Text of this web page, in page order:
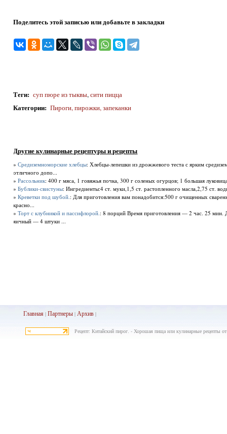
Поделитесь этой записью или добавьте в закладки
Теги: суп пюре из тыквы,сити пицца
Категории: Пироги, пирожки, запеканки
Другие кулинарные рецептуры и рецепты
»Средиземноморские хлебцы: Хлебцы-лепешки из дрожжевого теста с ярким
отличного допо...
»Рассольник: 400 г мяса, 1 говяжья почка, 300 г со­леных огурцов; 1 большая
»Бублики-свистуны: Ингредиенты:4 ст. муки,1,5 ст. растопленного масла,2,75 ст.
»Креветки под шубой. : Для приготовления вам понадобится:500 г очищенных
красно...
»Торт с клубникой и пассифлорой. : 8 порций Время приготовления — 2 час. 25 мин.
яичный — 4 штуки ...
Главная |Партнеры |Архив |
Рецепт: Китайский пирог. - Хорошая пища или кулинарные рецепты